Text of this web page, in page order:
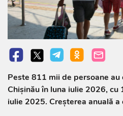
Peste 811 mii de persoane
Chișinău în luna iulie 2026,
iulie 2025. Creșterea anuală